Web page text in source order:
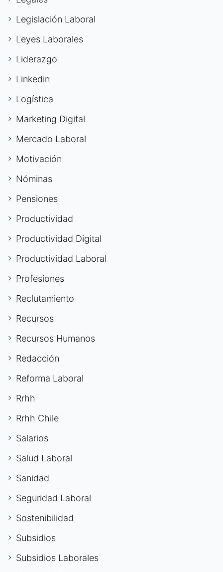
Legislación Laboral
Leyes Laborales
Liderazgo
Linkedin
Logística
Marketing Digital
Mercado Laboral
Motivación
Nóminas
Pensiones
Productividad
Productividad Digital
Productividad Laboral
Profesiones
Reclutamiento
Recursos
Recursos Humanos
Redacción
Reforma Laboral
Rrhh
Rrhh Chile
Salarios
Salud Laboral
Sanidad
Seguridad Laboral
Sostenibilidad
Subsidios
Subsidios Laborales